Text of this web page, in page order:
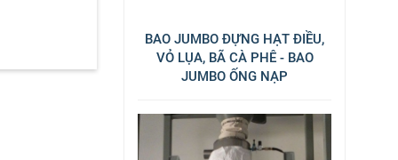
BAO JUMBO ĐỰNG HẠT ĐIỀU,
VỎ LỤA, BÃ CÀ PHÊ - BAO
JUMBO ỐNG NẠP